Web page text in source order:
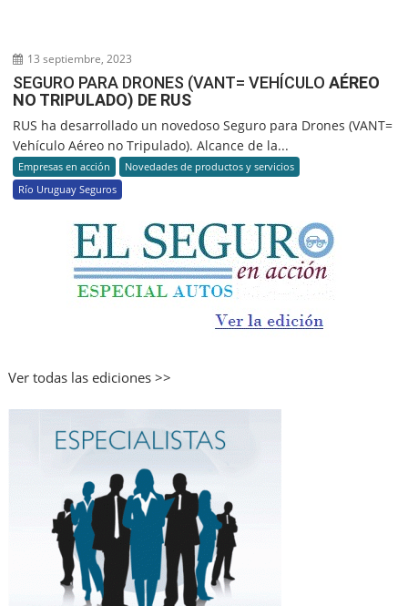
13 septiembre, 2023
SEGURO PARA DRONES (VANT= VEHÍCULOAÉREO
NO TRIPULADO) DE RUS
RUS ha desarrollado un novedoso Seguro para Drones (VANT=
Vehículo Aéreo no Tripulado). Alcance de la...
Empresas en acción
Novedades de productos y servicios
Río Uruguay Seguros
Ver todas las ediciones >>